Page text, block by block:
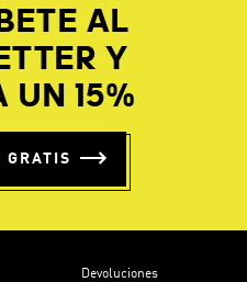
AL
Y
UN 15%
GRATIS
Devoluciones